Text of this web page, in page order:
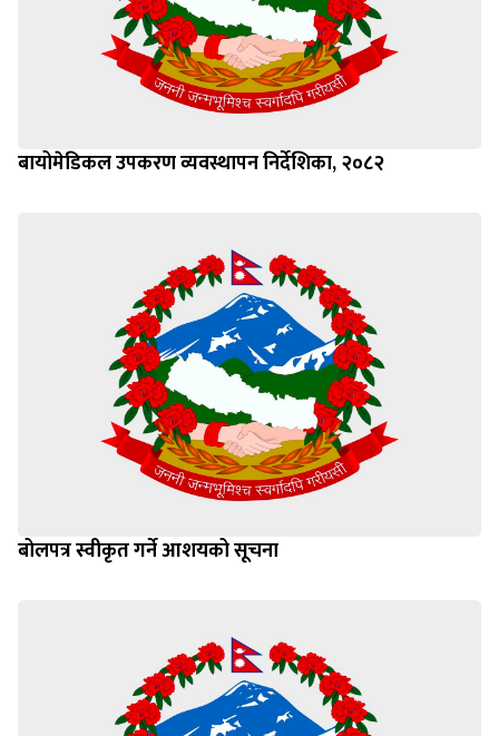
बायोमेडिकल उपकरण व्यवस्थापन निर्देशिका, २०८२
बोलपत्र स्वीकृत गर्ने आशयको सूचना